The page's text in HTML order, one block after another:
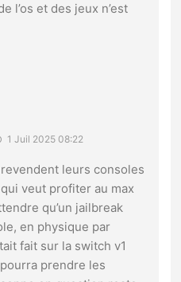
l’os et des jeux n’est
1 Juil 2025 08:22
leurs consoles
veut profiter au max
qu’un jailbreak
en physique par
fait sur la switch v1
prendre les